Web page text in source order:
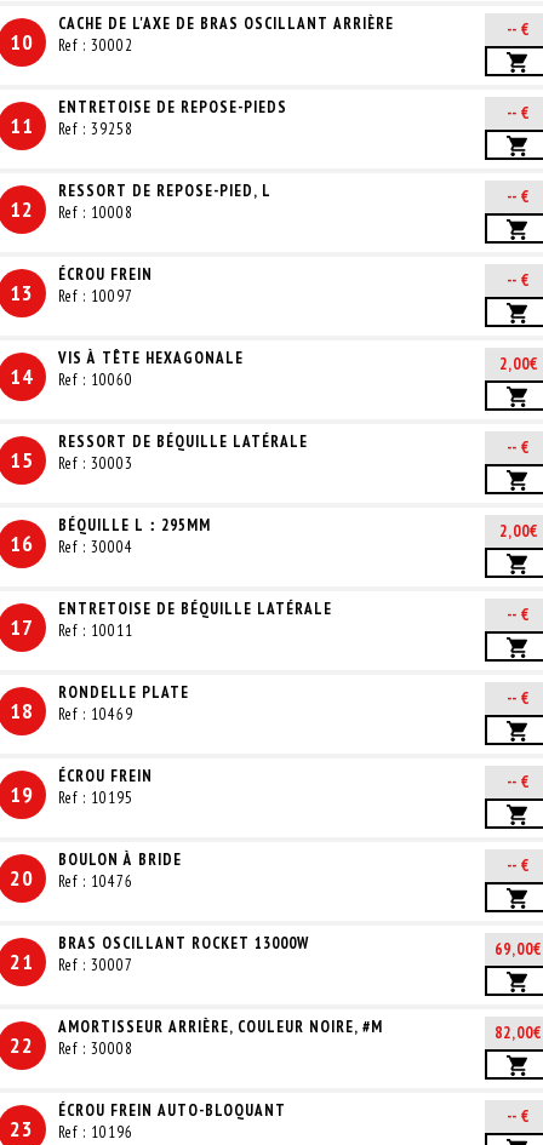
10
CACHE DE L'AXE DE BRAS OSCILLANT ARRIÈRE
Ref : 30002
-- €
11
ENTRETOISE DE REPOSE-PIEDS
Ref : 39258
-- €
12
RESSORT DE REPOSE-PIED, L
Ref : 10008
-- €
13
ÉCROU FREIN
Ref : 10097
-- €
14
VIS À TÊTE HEXAGONALE
Ref : 10060
2,00€
15
RESSORT DE BÉQUILLE LATÉRALE
Ref : 30003
-- €
16
BÉQUILLE L：295MM
Ref : 30004
2,00€
17
ENTRETOISE DE BÉQUILLE LATÉRALE
Ref : 10011
-- €
18
RONDELLE PLATE
Ref : 10469
-- €
19
ÉCROU FREIN
Ref : 10195
-- €
20
BOULON À BRIDE
Ref : 10476
-- €
21
BRAS OSCILLANT ROCKET 13000W
Ref : 30007
69,00€
22
AMORTISSEUR ARRIÈRE, COULEUR NOIRE, #M
Ref : 30008
82,00€
23
ÉCROU FREIN AUTO-BLOQUANT
Ref : 10196
-- €